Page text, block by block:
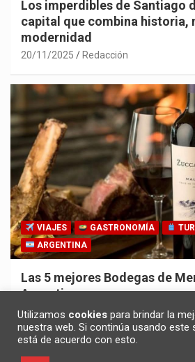
Los imperdibles de Santiago
capital que combina historia,
modernidad
20/11/2025 Redacción
VIAJES GASTRONOMÍA
ARGENTINA
Las 5 mejores Bodegas de
Argentina
30/10/2025 Redacción
Utilizamos cookies para brindar la
nuestra web. Si continúa usando este
está de acuerdo con esto.